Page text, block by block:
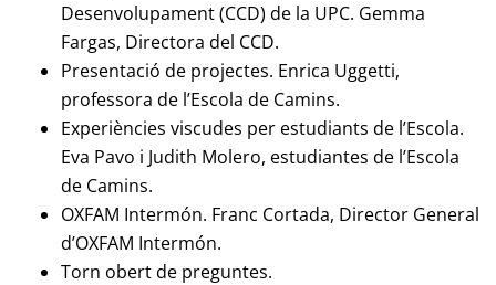
Desenvolupament (CCD) de la UPC. Gemma
Fargas, Directora del CCD.
Presentació de projectes. Enrica Uggetti,
professora de l’Escola de Camins.
Experiències viscudes per estudiants de l’Escola.
Eva Pavo i Judith Molero, estudiantes de l’Escola
de Camins.
OXFAM Intermón. Franc Cortada, Director General
d’OXFAM Intermón.
Torn obert de preguntes.